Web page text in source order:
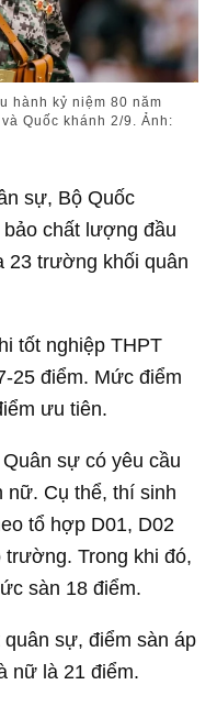
hành kỷ niệm 80 năm
Quốc khánh 2/9. Ảnh:
sự, Bộ Quốc
chất lượng đầu
23 trường khối quân
tốt nghiệp THPT
25 điểm. Mức điểm
ưu tiên.
sự có yêu cầu
nữ. Cụ thể, thí sinh
tổ hợp D01, D02
Trong khi đó,
sàn 18 điểm.
sự, điểm sàn áp
nữ là 21 điểm.